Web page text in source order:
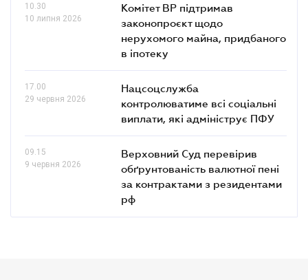
10.30
10 липня 2026
Комітет ВР підтримав
законопроєкт щодо
нерухомого майна, придбаного
в іпотеку
17.00
29 червня 2026
Нацсоцслужба
контролюватиме всі соціальні
виплати, які адмініструє ПФУ
09.15
9 червня 2026
Верховний Суд перевірив
обґрунтованість валютної пені
за контрактами з резидентами
рф